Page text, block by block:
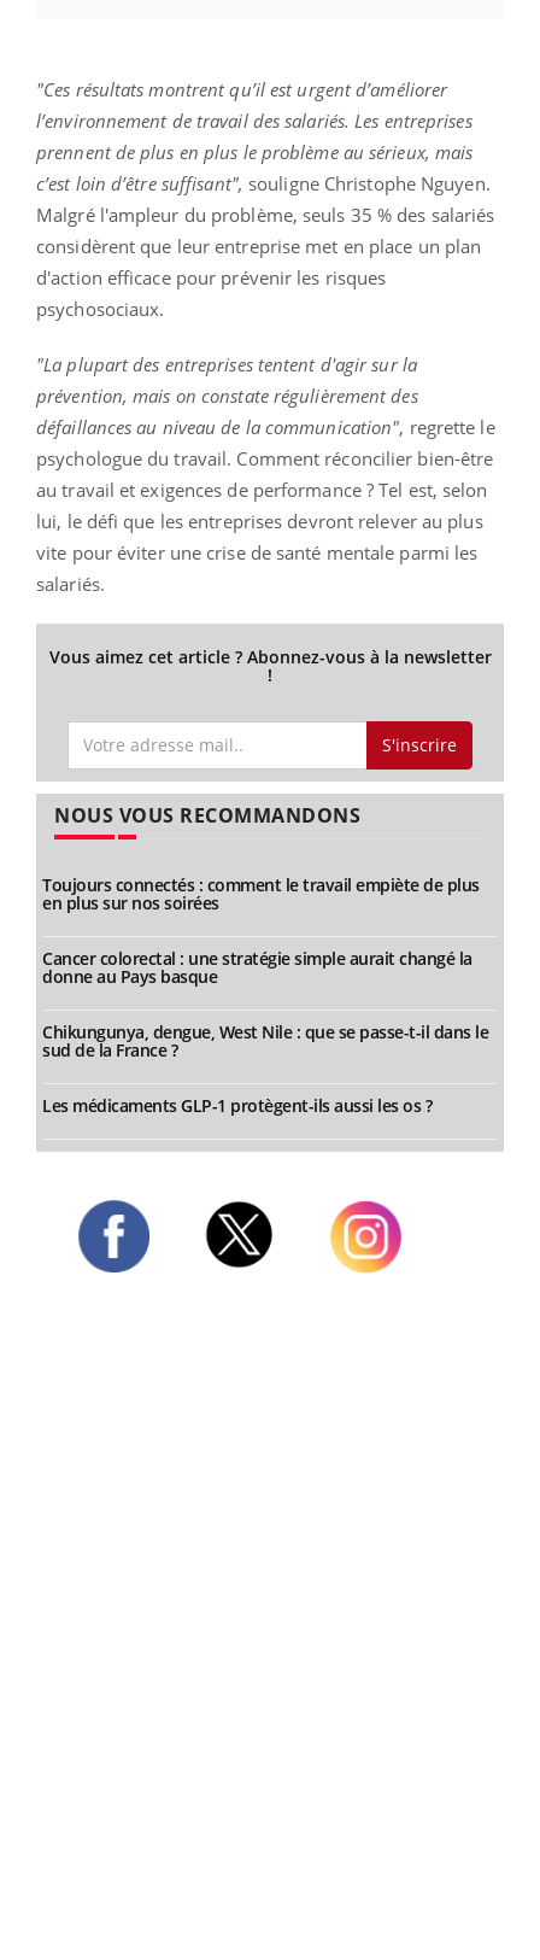
"Ces résultats montrent qu’il est urgent d’améliorer
l’environnement de travail des salariés. Les entreprises
prennent de plus en plus le problème au sérieux, mais
c’est loin d’être suffisant", souligne Christophe Nguyen.
Malgré l'ampleur du problème, seuls 35 % des salariés
considèrent que leur entreprise met en place un plan
d'action efficace pour prévenir les risques
psychosociaux.
"La plupart des entreprises tentent d'agir sur la
prévention, mais on constate régulièrement des
défaillances au niveau de la communication", regrette le
psychologue du travail. Comment réconcilier bien-être
au travail et exigences de performance ? Tel est, selon
lui, le défi que les entreprises devront relever au plus
vite pour éviter une crise de santé mentale parmi les
salariés.
Vous aimez cet article ? Abonnez-vous à la newsletter
!
S'inscrire
NOUS VOUS RECOMMANDONS
Toujours connectés : comment le travail empiète de plus
en plus sur nos soirées
Cancer colorectal : une stratégie simple aurait changé la
donne au Pays basque
Chikungunya, dengue, West Nile : que se passe-t-il dans le
sud de la France ?
Les médicaments GLP-1 protègent-ils aussi les os ?